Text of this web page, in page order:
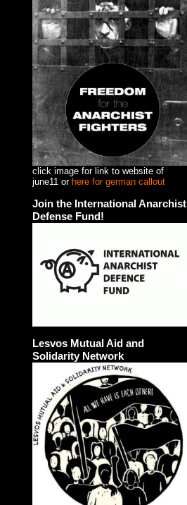
click image for link to website of
june11 or here for german callout
Join the International Anarchist
Defense Fund!
Lesvos Mutual Aid and
Solidarity Network